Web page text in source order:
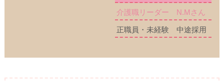
介護職リーダー N.Mさん
正職員・未経験 中途採用